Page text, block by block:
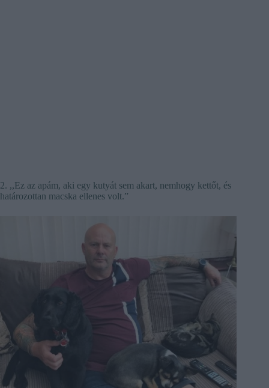
2. ,,Ez az apám, aki egy kutyát sem akart, nemhogy kettőt, és
határozottan macska ellenes volt.”